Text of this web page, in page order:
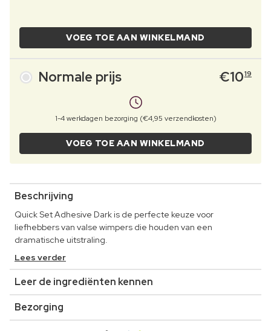
VOEG TOE AAN WINKELMAND
Normale prijs €1019
1-4 werkdagen bezorging (€4,95 verzendkosten)
VOEG TOE AAN WINKELMAND
Beschrijving
Quick Set Adhesive Dark is de perfecte keuze voor
liefhebbers van valse wimpers die houden van een
dramatische uitstraling.
Lees verder
Leer de ingrediënten kennen
Bezorging